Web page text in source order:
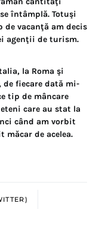
întâmplă. Totuşi
vacanţă am decis
agenţii de turism.
la Roma şi
de fiecare dată mi-
tip de mâncare
care au stat la
când am vorbit
măcar de acelea.